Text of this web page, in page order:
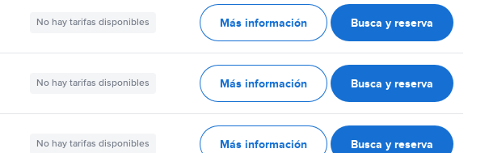
No hay tarifas disponibles Más información Busca y reserva
No hay tarifas disponibles Más información Busca y reserva
No hay tarifas disponibles Más información Busca y reserva